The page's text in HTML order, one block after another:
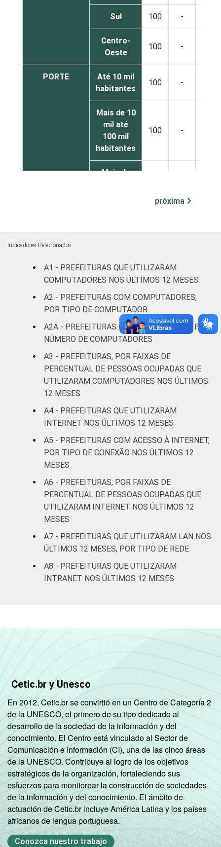
Sul 100 -
Centro-
Oeste
100 -
PORTE
Até 10 mil
habitantes
100 -
Mais de 10
mil até
100 mil
habitantes
100 -
Mais de
habitantes
Fonte: CGI.br/NIC.br, Centro Regional de
Estudos para o Desenvolvimento da
Sociedade da Informação (Cetic.br),
Pesquisa sobre o uso das tecnologias de
informação e comunicação no setor público
brasileiro - TIC Governo Eletrônico 2017
próxima
Indicadores Relacionados
A1 - PREFEITURAS QUE UTILIZARAM
COMPUTADORES NOS ÚLTIMOS 12 MESES
A2 - PREFEITURAS COM COMPUTADORES,
POR TIPO DE COMPUTADOR
A2A - PREFEITURAS COM COMPUTADOR, POR
NÚMERO DE COMPUTADORES
A3 - PREFEITURAS, POR FAIXAS DE
PERCENTUAL DE PESSOAS OCUPADAS QUE
UTILIZARAM COMPUTADORES NOS ÚLTIMOS
12 MESES
A4 - PREFEITURAS QUE UTILIZARAM
INTERNET NOS ÚLTIMOS 12 MESES
A5 - PREFEITURAS COM ACESSO À INTERNET,
POR TIPO DE CONEXÃO NOS ÚLTIMOS 12
MESES
A6 - PREFEITURAS, POR FAIXAS DE
PERCENTUAL DE PESSOAS OCUPADAS QUE
UTILIZARAM INTERNET NOS ÚLTIMOS 12
MESES
A7 - PREFEITURAS QUE UTILIZARAM LAN NOS
ÚLTIMOS 12 MESES, POR TIPO DE REDE
A8 - PREFEITURAS QUE UTILIZARAM
INTRANET NOS ÚLTIMOS 12 MESES
Cetic.br y Unesco
En 2012, Cetic.br se convirtió en un Centro de Categoría 2
de la UNESCO, el primero de su tipo dedicado al
desarrollo de la sociedad de la información y del
conocimiento. El Centro está vinculado al Sector de
Comunicación e Información (CI), una de las cinco áreas
de la UNESCO. Contribuye al logro de los objetivos
estratégicos de la organización, fortaleciendo sus
esfuerzos para monitorear la construcción de sociedades
de la información y del conocimiento. El ámbito de
actuación de Cetic.br incluye América Latina y los países
africanos de lengua portuguesa.
Conozca nuestro trabajo